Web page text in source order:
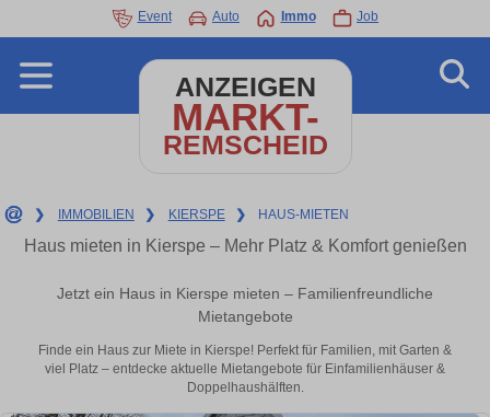
Event Auto Immo Job
ANZEIGEN
MARKT-
REMSCHEID
❯ IMMOBILIEN ❯ KIERSPE ❯ HAUS-MIETEN
Haus mieten in Kierspe – Mehr Platz & Komfort genießen
Jetzt ein Haus in Kierspe mieten – Familienfreundliche
Mietangebote
Finde ein Haus zur Miete in Kierspe! Perfekt für Familien, mit Garten &
viel Platz – entdecke aktuelle Mietangebote für Einfamilienhäuser &
Doppelhaushälften.